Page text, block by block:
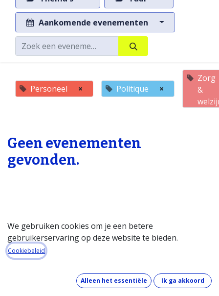
Aankomende evenementen
Personeel × Politique ×
Zorg
&
Geen evenementen
gevonden.
Startpagina
Over de databank
Wat kost de databank?
Hoe werkt de databank?
We gebruiken cookies om je een betere
gebruikerservaring op deze website te bieden.
Cookiebeleid
Alleen het essentiële Ik ga akkoord